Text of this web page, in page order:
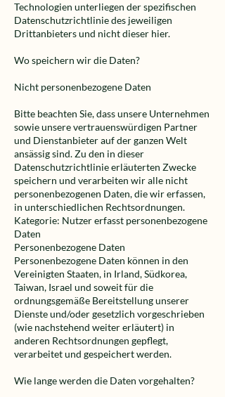
Technologien unterliegen der spezifischen
Datenschutzrichtlinie des jeweiligen
Drittanbieters und nicht dieser hier.
Wo speichern wir die Daten?
Nicht personenbezogene Daten
Bitte beachten Sie, dass unsere Unternehmen
sowie unsere vertrauenswürdigen Partner
und Dienstanbieter auf der ganzen Welt
ansässig sind. Zu den in dieser
Datenschutzrichtlinie erläuterten Zwecke
speichern und verarbeiten wir alle nicht
personenbezogenen Daten, die wir erfassen,
in unterschiedlichen Rechtsordnungen.
Kategorie: Nutzer erfasst personenbezogene
Daten
Personenbezogene Daten
Personenbezogene Daten können in den
Vereinigten Staaten, in Irland, Südkorea,
Taiwan, Israel und soweit für die
ordnungsgemäße Bereitstellung unserer
Dienste und/oder gesetzlich vorgeschrieben
(wie nachstehend weiter erläutert) in
anderen Rechtsordnungen gepflegt,
verarbeitet und gespeichert werden.
Wie lange werden die Daten vorgehalten?